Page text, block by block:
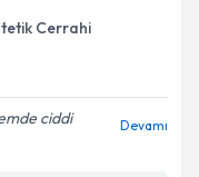
Cerrahi
ciddi
Devamı